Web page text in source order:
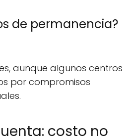
de permanencia?
aunque algunos centros
por compromisos
costo no